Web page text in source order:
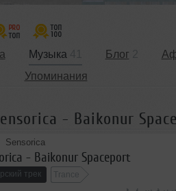
Музыка Блог
Упоминания
- Baikonur
Sensorica
- Baikonur Spaceport
трек Trance